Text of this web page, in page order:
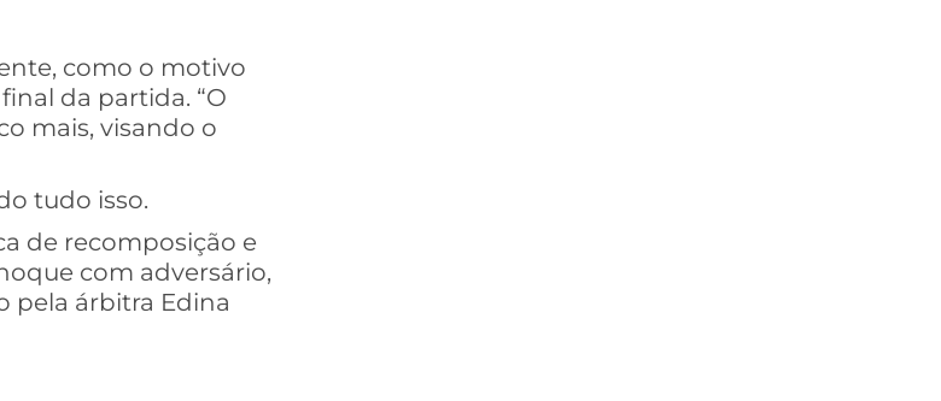
como o motivo
da partida. “O
mais, visando o
tudo isso.
de recomposição e
com adversário,
pela árbitra Edina